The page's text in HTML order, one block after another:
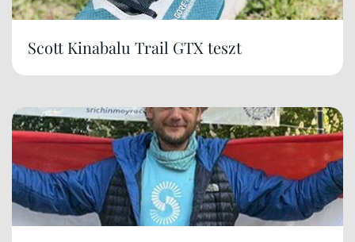
Scott Kinabalu Trail GTX teszt